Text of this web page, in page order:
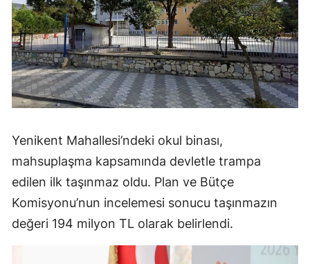
Yenikent Mahallesi’ndeki okul binası,
mahsuplaşma kapsamında devletle trampa
edilen ilk taşınmaz oldu. Plan ve Bütçe
Komisyonu’nun incelemesi sonucu taşınmazın
değeri 194 milyon TL olarak belirlendi.